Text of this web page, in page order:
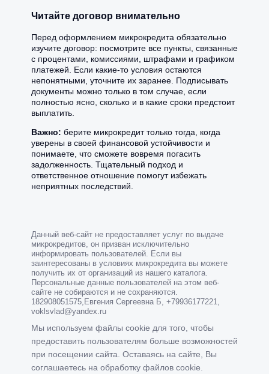
Читайте договор внимательно
Перед оформлением микрокредита обязательно
изучите договор: посмотрите все пункты, связанные
с процентами, комиссиями, штрафами и графиком
платежей. Если какие-то условия остаются
непонятными, уточните их заранее. Подписывать
документы можно только в том случае, если
полностью ясно, сколько и в какие сроки предстоит
выплатить.
Важно: берите микрокредит только тогда, когда
уверены в своей финансовой устойчивости и
понимаете, что сможете вовремя погасить
задолженность. Тщательный подход и
ответственное отношение помогут избежать
неприятных последствий.
Данный веб-сайт не предоставляет услуг по выдаче
микрокредитов, он призван исключительно
информировать пользователей. Если вы
заинтересованы в условиях микрокредита вы можете
получить их от организаций из нашего каталога.
Персональные данные пользователей на этом веб-
сайте не собираются и не сохраняются.
182908051575,Евгения Сергеевна Б, +79936177221,
Мы используем файлы cookie для того, чтобы
предоставить пользователям больше возможностей
при посещении сайта. Оставаясь на сайте, Вы
соглашаетесь на обработку файлов cookie.